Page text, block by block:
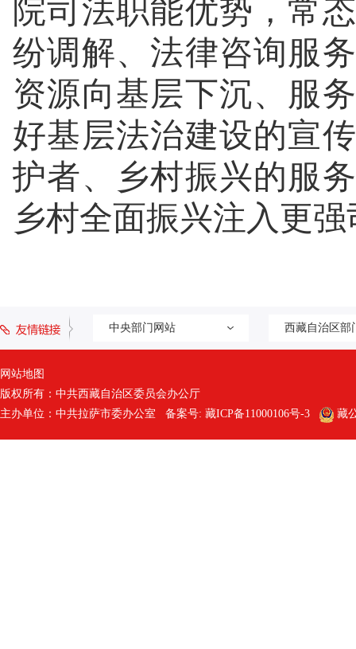
院司法职能优势，常
纷调解、法律咨询服
资源向基层下沉、服
好基层法治建设的宣
护者、乡村振兴的服
乡村全面振兴注入更
中央部门网站 西藏自治区部
网站地图
版权所有：中共西藏自治区委员会办公厅
主办单位：中共拉萨市委办公室 备案号: 藏ICP备11000106号-3 藏